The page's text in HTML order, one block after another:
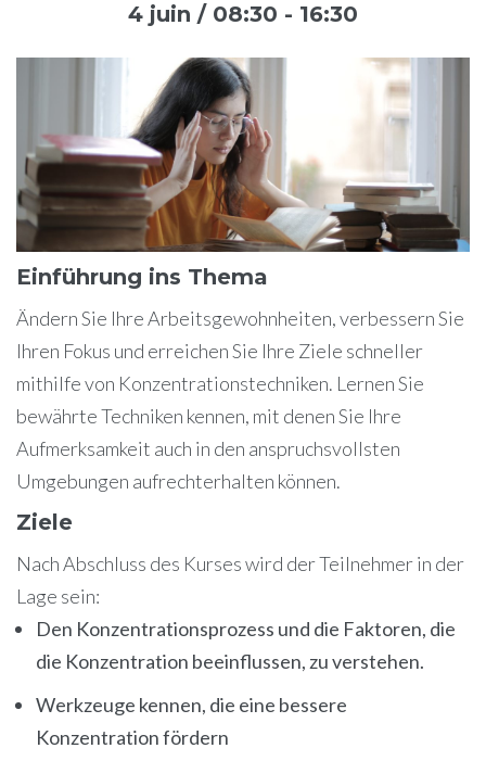
4 juin / 08:30 - 16:30
Einführung ins Thema
Ändern Sie Ihre Arbeitsgewohnheiten, verbessern Sie
Ihren Fokus und erreichen Sie Ihre Ziele schneller
mithilfe von Konzentrationstechniken. Lernen Sie
bewährte Techniken kennen, mit denen Sie Ihre
Aufmerksamkeit auch in den anspruchsvollsten
Umgebungen aufrechterhalten können.
Ziele
Nach Abschluss des Kurses wird der Teilnehmer in der
Lage sein:
Den Konzentrationsprozess und die Faktoren, die
die Konzentration beeinflussen, zu verstehen.
Werkzeuge kennen, die eine bessere
Konzentration fördern